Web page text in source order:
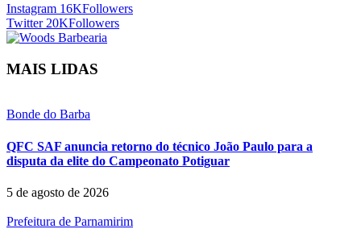
Instagram 16KFollowers
Twitter 20KFollowers
MAIS LIDAS
Bonde do Barba
QFC SAF anuncia retorno do técnico João Paulo para a
disputa da elite do Campeonato Potiguar
5 de agosto de 2026
Prefeitura de Parnamirim